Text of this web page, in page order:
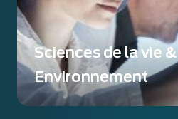
Sciences de la vie &
Environnement